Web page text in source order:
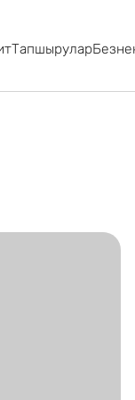
Тапшырулар